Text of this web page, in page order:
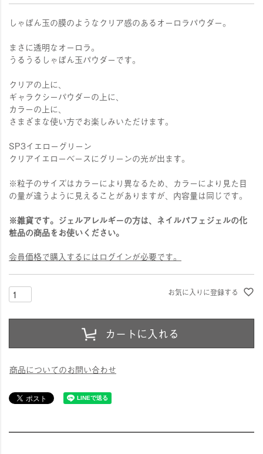
しゃぼん玉の膜のようなクリア感のあるオーロラパウダー。
まさに透明なオーロラ。
うるうるしゃぼん玉パウダーです。
クリアの上に、
ギャラクシーパウダーの上に、
カラーの上に、
さまざまな使い方でお楽しみいただけます。
SP3イエローグリーン
クリアイエローベースにグリーンの光が出ます。
※粒子のサイズはカラーにより異なるため、カラーにより見た目
の量が違うように見えることがありますが、内容量は同じです。
※雑貨です。ジェルアレルギーの方は、ネイルパフェジェルの化
粧品の商品をお使いください。
会員価格で購入するにはログインが必要です。
お気に入りに登録する
カートに入れる
商品についてのお問い合わせ